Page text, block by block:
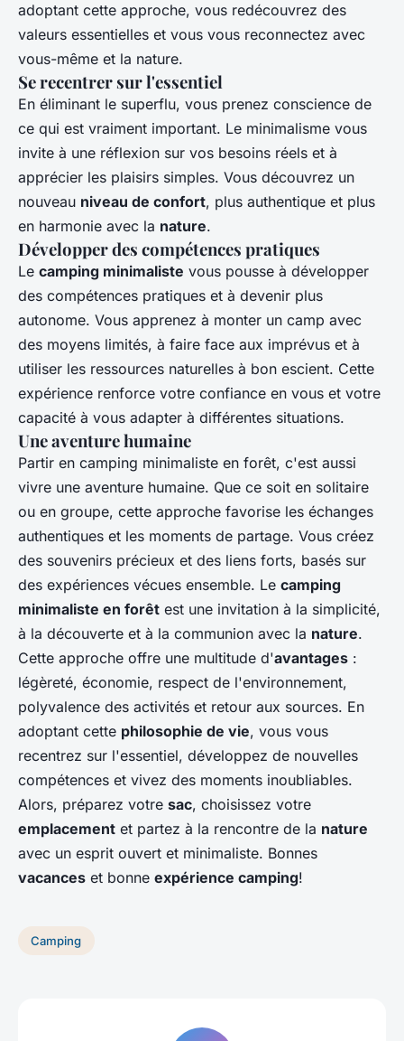
adoptant cette approche, vous redécouvrez des
valeurs essentielles et vous vous reconnectez avec
vous-même et la nature.
Se recentrer sur l'essentiel
En éliminant le superflu, vous prenez conscience de
ce qui est vraiment important. Le minimalisme vous
invite à une réflexion sur vos besoins réels et à
apprécier les plaisirs simples. Vous découvrez un
nouveau niveau de confort, plus authentique et plus
en harmonie avec la nature.
Développer des compétences pratiques
Le camping minimaliste vous pousse à développer
des compétences pratiques et à devenir plus
autonome. Vous apprenez à monter un camp avec
des moyens limités, à faire face aux imprévus et à
utiliser les ressources naturelles à bon escient. Cette
expérience renforce votre confiance en vous et votre
capacité à vous adapter à différentes situations.
Une aventure humaine
Partir en camping minimaliste en forêt, c'est aussi
vivre une aventure humaine. Que ce soit en solitaire
ou en groupe, cette approche favorise les échanges
authentiques et les moments de partage. Vous créez
des souvenirs précieux et des liens forts, basés sur
des expériences vécues ensemble. Le camping
minimaliste en forêt est une invitation à la simplicité,
à la découverte et à la communion avec la nature.
Cette approche offre une multitude d'avantages :
légèreté, économie, respect de l'environnement,
polyvalence des activités et retour aux sources. En
adoptant cette philosophie de vie, vous vous
recentrez sur l'essentiel, développez de nouvelles
compétences et vivez des moments inoubliables.
Alors, préparez votre sac, choisissez votre
emplacement et partez à la rencontre de la nature
avec un esprit ouvert et minimaliste. Bonnes
vacances et bonne expérience camping!
Camping